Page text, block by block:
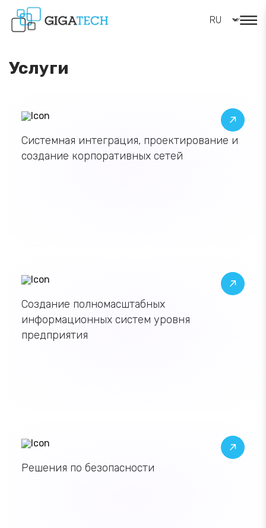
Услуги
Системная интеграция, проектирование и
создание корпоративных сетей
Создание полномасштабных
информационных систем уровня
предприятия
Создание полномасштабных
информационных систем
Решения по безопасности
Решения по безопасности